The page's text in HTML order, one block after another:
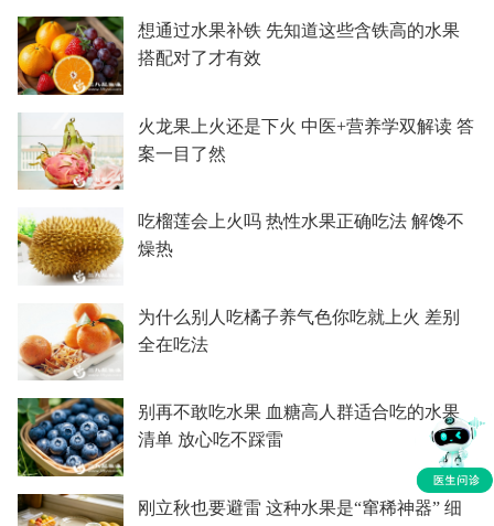
想通过水果补铁 先知道这些含铁高的水果
搭配对了才有效
火龙果上火还是下火 中医+营养学双解读 答
案一目了然
吃榴莲会上火吗 热性水果正确吃法 解馋不
燥热
为什么别人吃橘子养气色你吃就上火 差别
全在吃法
别再不敢吃水果 血糖高人群适合吃的水果
清单 放心吃不踩雷
刚立秋也要避雷 这种水果是“窜稀神器” 细